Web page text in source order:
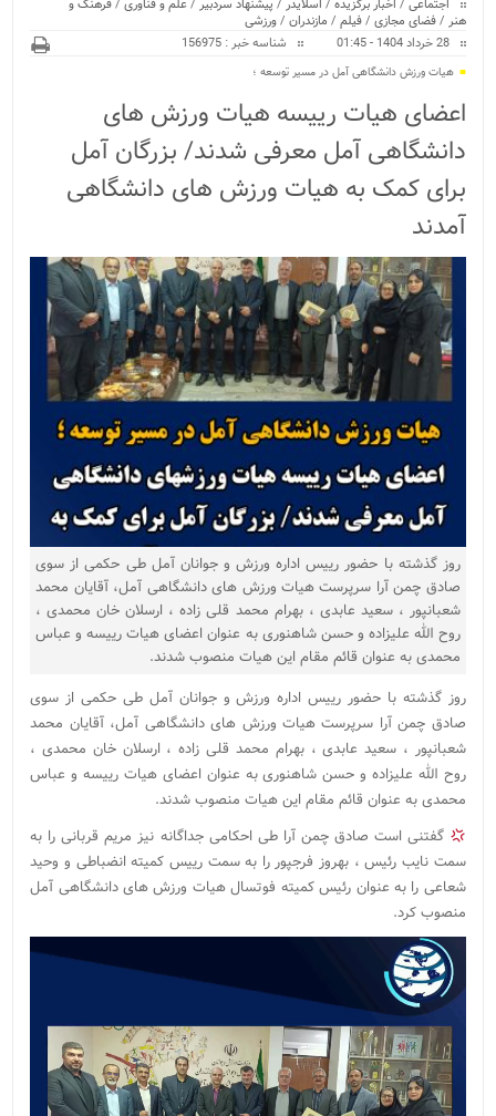
اجتماعی / اخبار برگزیده / اسلایدر / پیشنهاد سردبیر / علم و فناوری /فرهنگ و
هنر /فضای مجازی /فیلم / مازندران /ورزشی
28 خرداد 1404 - 01:45
شناسه خبر : 156975
هیات ورزش دانشگاهی آمل در مسیر توسعه ؛
اعضای هیات رییسه هیات ورزش های
دانشگاهی آمل معرفی شدند/ بزرگان آمل
برای کمک به هیات ورزش های دانشگاهی
آمدند
روز گذشته با حضور رییس اداره ورزش و جوانان آمل طی حکمی از سوی
صادق چمن آرا سرپرست هیات ورزش های دانشگاهی آمل، آقایان محمد
شعبانپور ، سعید عابدی ، بهرام محمد قلی زاده ، ارسلان خان محمدی ،
روح الله علیزاده و حسن شاهنوری به عنوان اعضای هیات رییسه و عباس
محمدی به عنوان قائم مقام این هیات منصوب شدند.
روز گذشته با حضور رییس اداره ورزش و جوانان آمل طی حکمی از سوی
صادق چمن آرا سرپرست هیات ورزش های دانشگاهی آمل، آقایان محمد
شعبانپور ، سعید عابدی ، بهرام محمد قلی زاده ، ارسلان خان محمدی ،
روح الله علیزاده و حسن شاهنوری به عنوان اعضای هیات رییسه و عباس
محمدی به عنوان قائم مقام این هیات منصوب شدند.
گفتنی است صادق چمن آرا طی احکامی جداگانه نیز مریم قربانی را به
سمت نایب رئیس ، بهروز فرجپور را به سمت رییس کمیته انضباطی و وحید
شعاعی را به عنوان رئیس کمیته فوتسال هیات ورزش های دانشگاهی آمل
منصوب کرد.
نمایشگر
ویدیو